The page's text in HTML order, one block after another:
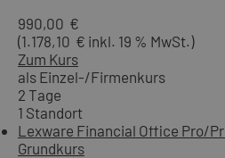
990,00 €
(1.178,10 € inkl. 19 % MwSt.)
Zum Kurs
als Einzel-/Firmenkurs
2 Tage
1 Standort
Lexware Financial Office Pro/
Grundkurs